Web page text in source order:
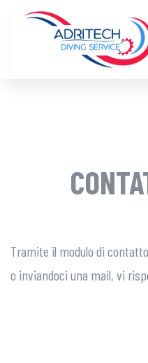
Tramite il modulo di
o inviandoci una mail, vi